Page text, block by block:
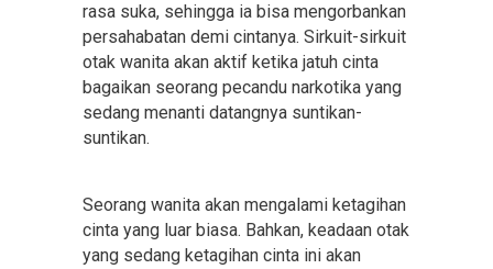
rasa suka, sehingga ia bisa mengorbankan
persahabatan demi cintanya. Sirkuit-sirkuit
otak wanita akan aktif ketika jatuh cinta
bagaikan seorang pecandu narkotika yang
sedang menanti datangnya suntikan-
suntikan.
Seorang wanita akan mengalami ketagihan
cinta yang luar biasa. Bahkan, keadaan otak
yang sedang ketagihan cinta ini akan